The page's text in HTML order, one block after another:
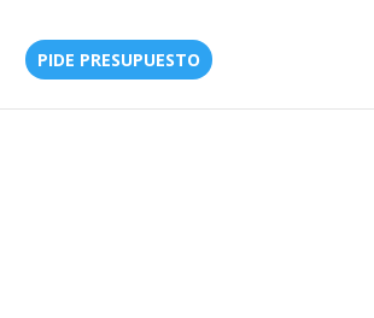
PIDE PRESUPUESTO